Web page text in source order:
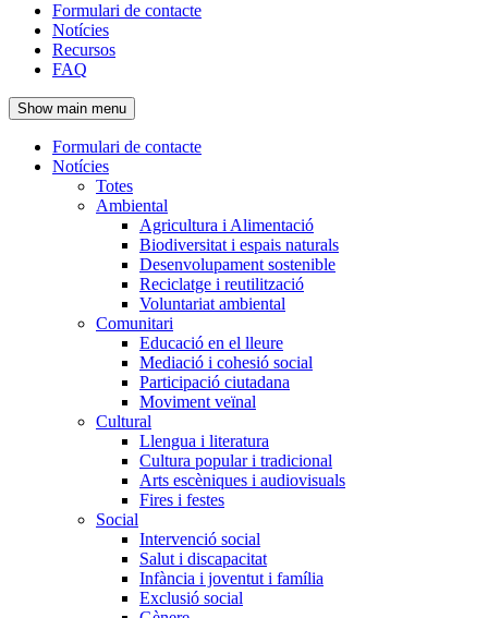
Navegació
principal
de
l'encapçalament
Formulari de contacte
Notícies
Recursos
FAQ
Show main menu
Navegació
principal
Formulari de contacte
Notícies
Totes
Ambiental
Agricultura i Alimentació
Biodiversitat i espais naturals
Desenvolupament sostenible
Reciclatge i reutilització
Voluntariat ambiental
Comunitari
Educació en el lleure
Mediació i cohesió social
Participació ciutadana
Moviment veïnal
Cultural
Llengua i literatura
Cultura popular i tradicional
Arts escèniques i audiovisuals
Fires i festes
Social
Intervenció social
Salut i discapacitat
Infància i joventut i família
Exclusió social